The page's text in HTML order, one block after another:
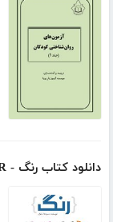
دانلود کتاب رنگ - THE COLOR